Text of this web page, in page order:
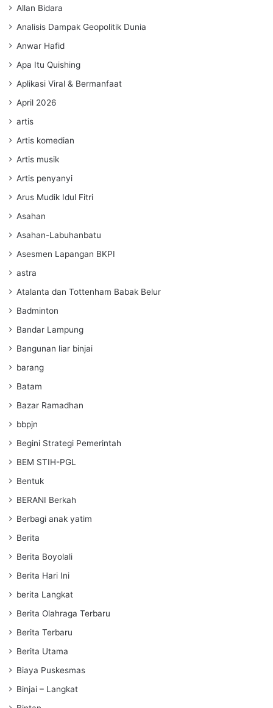
Allan Bidara
Analisis Dampak Geopolitik Dunia
Anwar Hafid
Apa Itu Quishing
Aplikasi Viral & Bermanfaat
April 2026
artis
Artis komedian
Artis musik
Artis penyanyi
Arus Mudik Idul Fitri
Asahan
Asahan-Labuhanbatu
Asesmen Lapangan BKPI
astra
Atalanta dan Tottenham Babak Belur
Badminton
Bandar Lampung
Bangunan liar binjai
barang
Batam
Bazar Ramadhan
bbpjn
Begini Strategi Pemerintah
BEM STIH-PGL
Bentuk
BERANI Berkah
Berbagi anak yatim
Berita
Berita Boyolali
Berita Hari Ini
berita Langkat
Berita Olahraga Terbaru
Berita Terbaru
Berita Utama
Biaya Puskesmas
Binjai – Langkat